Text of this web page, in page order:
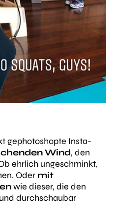
gephotoshopte Insta-
Wind, den
ehrlich ungeschminkt,
Oder mit
wie dieser, die den
durchschaubar